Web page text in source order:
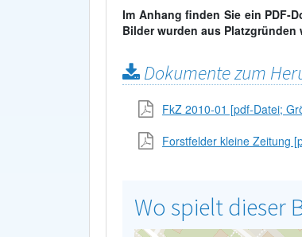
Im Anhang finden Sie ein PDF-
Bilder wurden aus Platzgründen
Dokumente zum
FkZ 2010-01 [pdf-Datei;
Forstfelder kleine Zeitung
Wo spielt dieser